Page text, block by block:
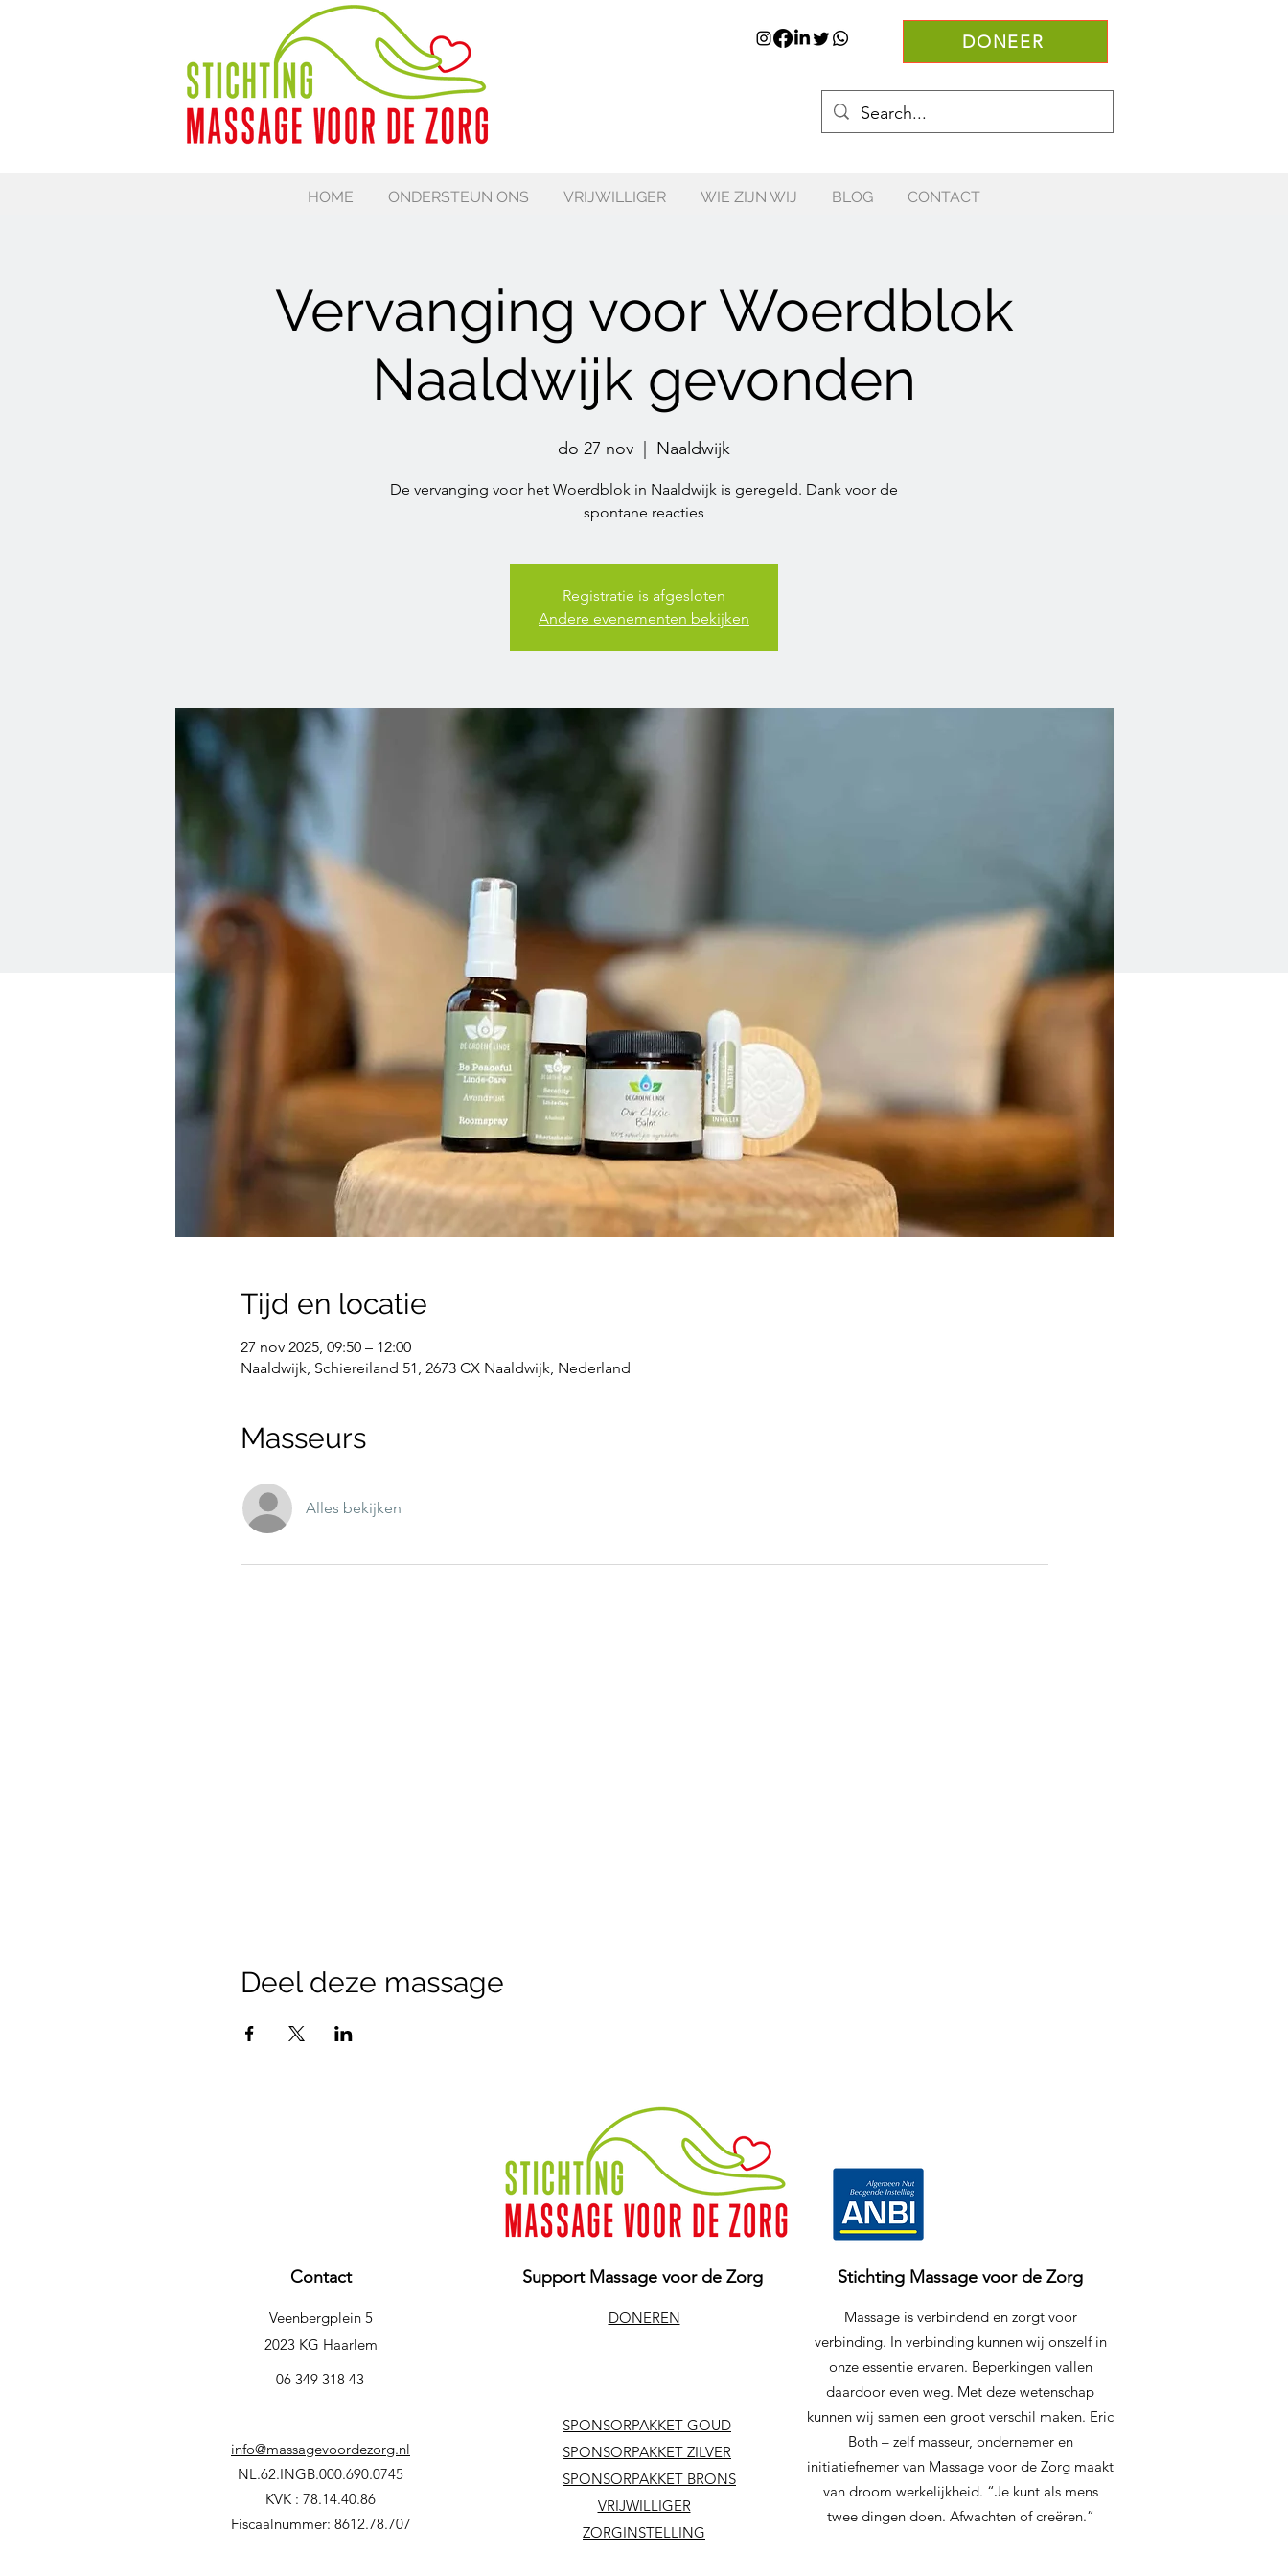
HOME ONDERSTEUN ONS VRIJWILLIGER WIE ZIJN WIJ BLOG CONTACT
DONEER
Vervanging voor Woerdblok
Naaldwijk gevonden
do 27 nov Naaldwijk
De vervanging voor het Woerdblok in Naaldwijk is geregeld. Dank voor de
spontane reacties
Registratie is afgesloten
Andere evenementen bekijken
Tijd en locatie
27 nov 2025, 09:50 – 12:00
Naaldwijk, Schiereiland 51, 2673 CX Naaldwijk, Nederland
Masseurs
Alles bekijken
Deel deze massage
Contact Support Massage voor de Zorg Stichting Massage voor de Zorg
Veenbergplein 5
2023 KG Haarlem
06 349 318 43
info@massagevoordezorg.nl
NL.62.INGB.000.690.0745
KVK : 78.14.40.86
Fiscaalnummer: 8612.78.707
DONEREN
SPONSORPAKKET GOUD
SPONSORPAKKET ZILVER
SPONSORPAKKET BRONS
VRIJWILLIGER
ZORGINSTELLING
Massage is verbindend en zorgt voor
verbinding. In verbinding kunnen wij onszelf in
onze essentie ervaren. Beperkingen vallen
daardoor even weg. Met deze wetenschap
kunnen wij samen een groot verschil maken. Eric
Both – zelf masseur, ondernemer en
initiatiefnemer van Massage voor de Zorg maakt
van droom werkelijkheid. “Je kunt als mens
twee dingen doen. Afwachten of creëren.”